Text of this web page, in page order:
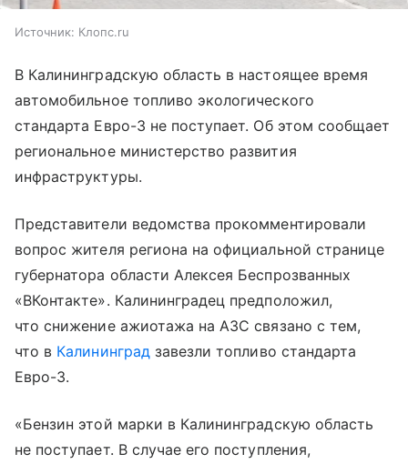
Источник: Клопс.ru
В Калининградскую область в настоящее время
автомобильное топливо экологического
стандарта Евро-3 не поступает. Об этом сообщает
региональное министерство развития
инфраструктуры.
Представители ведомства прокомментировали
вопрос жителя региона на официальной странице
губернатора области Алексея Беспрозванных
«ВКонтакте». Калининградец предположил,
что снижение ажиотажа на АЗС связано с тем,
что в Калининградзавезли топливо стандарта
Евро-3.
«Бензин этой марки в Калининградскую область
не поступает. В случае его поступления,